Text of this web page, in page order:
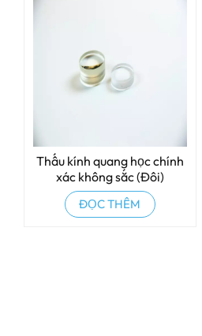
Thấu kính quang học chính
xác không sắc (Đôi)
ĐỌC THÊM